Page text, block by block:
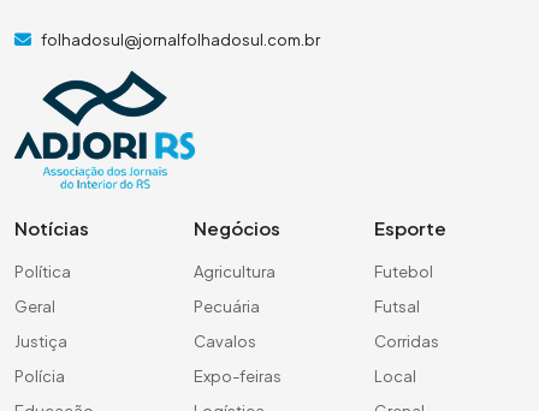
folhadosul@jornalfolhadosul.com.br
Notícias
Política
Geral
Justiça
Polícia
Negócios
Agricultura
Pecuária
Cavalos
Expo-feiras
Esporte
Futebol
Futsal
Corridas
Local